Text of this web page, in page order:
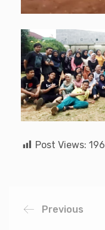
Post Views: 196
Previous